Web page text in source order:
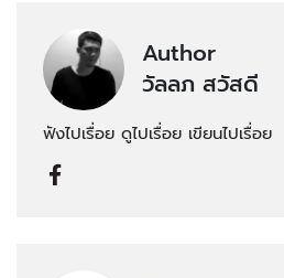
Author
วัลลภ สวัสดี
ฟังไปเรื่อย ดูไปเรื่อย เขียนไปเรื่อย